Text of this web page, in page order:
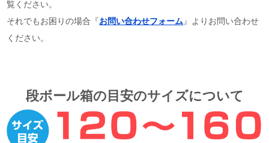
いきなり品物を送っても大丈夫ですか？
直接持込は可能ですか？
３． 衣類に名前が書いていても大丈夫ですか？
４．鉛筆などの文房具は送っても大丈夫ですか？